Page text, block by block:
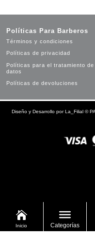
Políticas Para Barberos
Términos y condiciones
Políticas de privacidad
Políticas para el tratamiento de
datos
Políticas de devoluciones
Diseño y Desarrollo porLa_Filial ©

Inicio Categorías